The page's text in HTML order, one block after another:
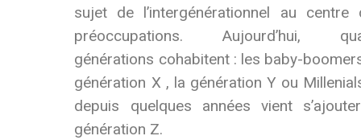
sujet de l’intergénérationnel au centre
préoccupations. Aujourd’hui,
générations cohabitent : les baby-
génération X , la génération Y ou
depuis quelques années vient
génération Z.